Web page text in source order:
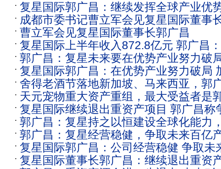
复星国际郭广昌：继续发挥全球产业优
沿创新落地生根
成都市委书记曹立军会见复星国际董事
曹立军会见复星国际董事长郭广昌
复星国际上半年收入872.8亿元 郭广昌
赛道全球登顶
郭广昌：复星未来要在优势产业努力破
复星国际郭广昌：在优势产业努力破局
制高点
舍得老酒节落地新加坡、马来西亚，郭
支持舍得酒业长期健康发展
天元宠物重大资产重组，最大受益者是
复星国际继续退出重资产项目 郭广昌称
利润翻番
郭广昌：复星持之以恒建设全球化能力
到回报
郭广昌：复星经营稳健，争取未来百亿
复星国际郭广昌：公司经营稳健 争取未
业运营利润
复星国际董事长郭广昌：继续退出重资